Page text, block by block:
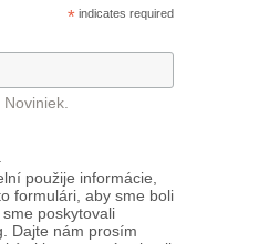
* indicates required
použije informácie,
formulári, aby sme boli
poskytovali
Dajte nám prosím